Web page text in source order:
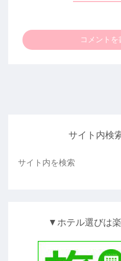
コメントを
サイト内検
▼ホテル選びは